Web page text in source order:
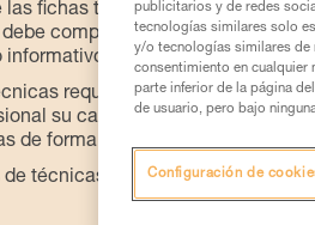
las fichas técnicas de los
comprender la información
requiere una formación y
su capacidad para ejecutar
de forma autónoma.
técnicas relacionadas con su
publicitarios y de redes
tecnologías similares solo
y/o tecnologías similares de
consentimiento en cualquier
parte inferior de la página
de usuario, pero bajo
Configuración de